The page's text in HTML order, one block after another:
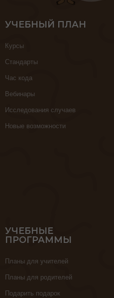
УЧЕБНЫЙ ПЛАН
Курсы
Стандарты
Час кода
Вебинары
Исследования случаев
Новые возможности
УЧЕБНЫЕ
ПРОГРАММЫ
Планы для учителей
Планы для родителей
Подарить подарок